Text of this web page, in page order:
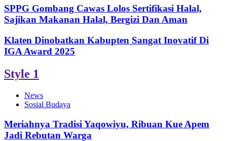
SPPG Gombang Cawas Lolos Sertifikasi Halal,
Sajikan Makanan Halal, Bergizi Dan Aman
Klaten Dinobatkan Kabupten Sangat Inovatif Di
IGA Award 2025
Style 1
News
Sosial Budaya
Meriahnya Tradisi Yaqowiyu, Ribuan Kue Apem
Jadi Rebutan Warga